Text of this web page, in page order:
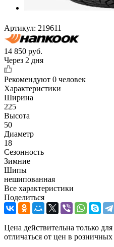
Артикул: 219611
14 850 руб.
Через 2 дня
Рекомендуют 0 человек
Характеристики
Ширина
225
Высота
50
Диаметр
18
Сезонность
Зимние
Шипы
нешипованная
Все характеристики
Поделиться
Цена действительна только
отличаться от цен в